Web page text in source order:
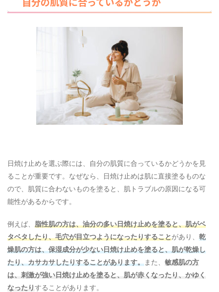
日焼け止めを選ぶ際には、自分の肌質に合っているかどうかを見
ることが重要です。なぜなら、日焼け止めは肌に直接塗るものな
ので、肌質に合わないものを塗ると、肌トラブルの原因になる可
能性があるからです。
例えば、 脂性肌の方は、油分の多い日焼け止めを塗ると、肌がベ
タベタしたり、毛穴が目立つようになったりすることがあり、 乾
燥肌の方は、保湿成分が少ない日焼け止めを塗ると、肌が乾燥し
たり、カサカサしたりすることがあります。また、 敏感肌の方
は、刺激が強い日焼け止めを塗ると、肌が赤くなったり、かゆく
なったりすることがあります。